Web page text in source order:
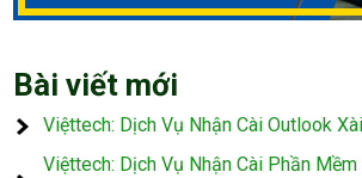
Bài viết mới
Việttech: Dịch Vụ Nhận Cài Outlook
Việttech: Dịch Vụ Nhận Cài Phần